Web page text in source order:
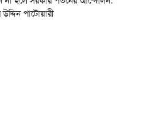
পাটোয়ারী